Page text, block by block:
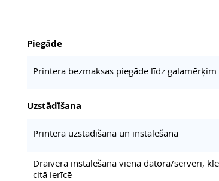
Piegāde
Printera bezmaksas piegāde līdz galamērķim
Uzstādīšana
Printera uzstādīšana un instalēšana
Draivera instalēšana vienā datorā/serverī,
citā ierīcē